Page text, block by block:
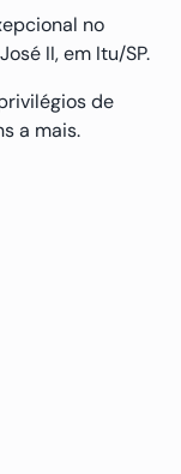
no
II, em Itu/SP.
de
a mais.